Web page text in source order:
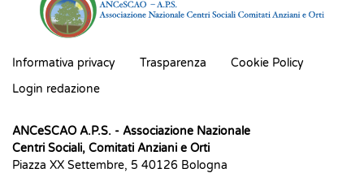
Informativa privacy Trasparenza
Cookie Policy
Login redazione
ANCeSCAO A.P.S. - Associazione Nazionale
Centri Sociali, Comitati Anziani e Orti
Piazza XX Settembre, 5 40126 Bologna